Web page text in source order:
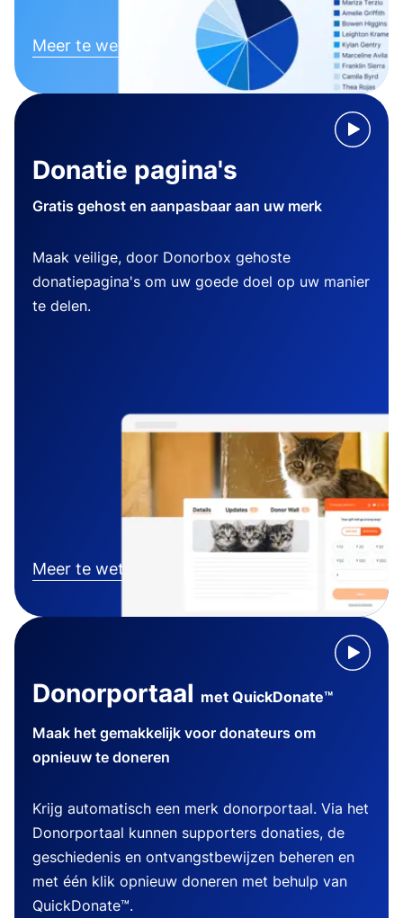
Meer te weten komen
Donatie pagina's
Gratis gehost en aanpasbaar aan uw merk
Maak veilige, door Donorbox gehoste
donatiepagina's om uw goede doel op uw manier
te delen.
Meer te weten komen
Donorportaal met QuickDonate™
Maak het gemakkelijk voor donateurs om
opnieuw te doneren
Krijg automatisch een merk donorportaal. Via het
Donorportaal kunnen supporters donaties, de
geschiedenis en ontvangstbewijzen beheren en
met één klik opnieuw doneren met behulp van
QuickDonate™.